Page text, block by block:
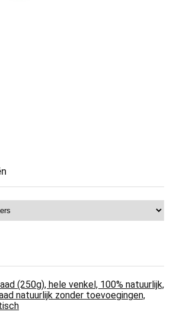
(250g), hele venkel, 100% natuurlijk,
natuurlijk zonder toevoegingen,